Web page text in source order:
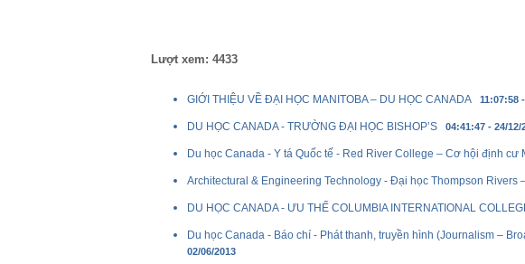
Lượt xem: 4433
GIỚI THIỆU VỀ ĐẠI HỌC MANITOBA – DU HỌC CANADA 11:07:58
DU HỌC CANADA - TRƯỜNG ĐẠI HỌC BISHOP’S 04:41:47 - 24/12/
Du học Canada - Y tá Quốc tế - Red River College – Cơ hội định cư
Architectural & Engineering Technology - Đại học Thompson Rivers
DU HỌC CANADA - ƯU THẾ COLUMBIA INTERNATIONAL
Du học Canada - Báo chí - Phát thanh, truyền hình (Journalism –
02/06/2013